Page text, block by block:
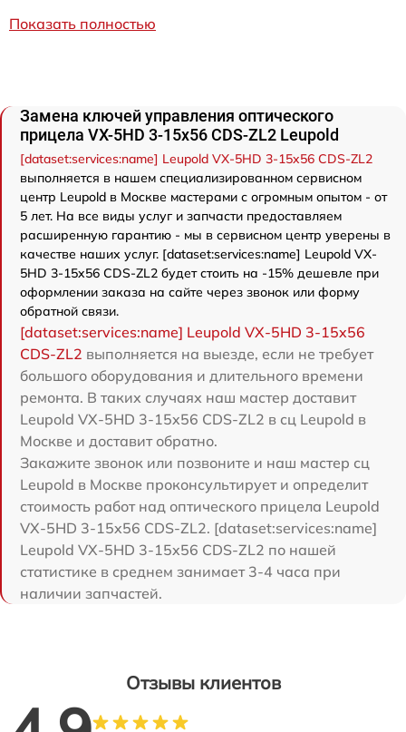
Показать полностью
Замена ключей управления оптического
прицела VX-5HD 3-15x56 CDS-ZL2 Leupold
[dataset:services:name] Leupold VX-5HD 3-15x56 CDS-ZL2
выполняется в нашем специализированном сервисном
центр Leupold в Москве мастерами с огромным опытом - от
5 лет. На все виды услуг и запчасти предоставляем
расширенную гарантию - мы в сервисном центр уверены в
качестве наших услуг. [dataset:services:name] Leupold VX-
5HD 3-15x56 CDS-ZL2 будет стоить на -15% дешевле при
оформлении заказа на сайте через звонок или форму
обратной связи.
[dataset:services:name] Leupold VX-5HD 3-15x56
CDS-ZL2 выполняется на выезде, если не требует
большого оборудования и длительного времени
ремонта. В таких случаях наш мастер доставит
Leupold VX-5HD 3-15x56 CDS-ZL2 в сц Leupold в
Москве и доставит обратно.
Закажите звонок или позвоните и наш мастер сц
Leupold в Москве проконсультирует и определит
стоимость работ над оптического прицела Leupold
VX-5HD 3-15x56 CDS-ZL2. [dataset:services:name]
Leupold VX-5HD 3-15x56 CDS-ZL2 по нашей
статистике в среднем занимает 3-4 часа при
наличии запчастей.
Отзывы клиентов